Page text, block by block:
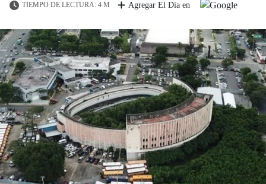
TIEMPO DE LECTURA: 4 M Agregar El Día en